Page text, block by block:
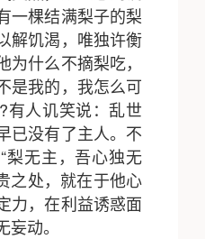
一棵结满梨子的梨
解饥渴，唯独许衡
什么不摘梨吃，
是我的，我怎么可
有人讥笑说：乱世
已没有了主人。不
梨无主，吾心独无
之处，就在于他心
力，在利益诱惑面
动。